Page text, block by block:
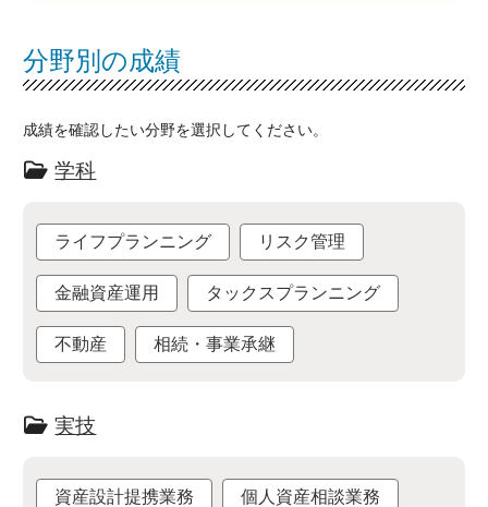
分野別の成績
成績を確認したい分野を選択してください。
学科
ライフプランニング リスク管理
金融資産運用 タックスプランニング
不動産 相続・事業承継
実技
資産設計提携業務 個人資産相談業務